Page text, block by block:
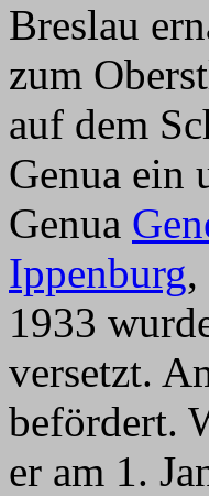
Breslau
zum
auf dem
Genua ein
Genua
Ippenburg,
1933
versetzt.
befördert.
er am 1.